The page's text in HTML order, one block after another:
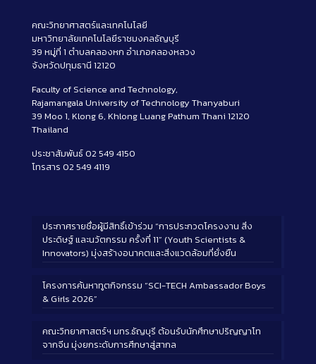
คณะวิทยาศาสตร์และเทคโนโลยี
มหาวิทยาลัยเทคโนโลยีราชมงคลธัญบุรี
39 หมู่ที่ 1 ตำบลคลองหก อำเภอคลองหลวง
จังหวัดปทุมธานี 12120
Faculty of Science and Technology,
Rajamangala University of Technology Thanyaburi
39 Moo 1, Klong 6, Khlong Luang Pathum Thani 12120
Thailand
ประชาสัมพันธ์ 02 549 4150
โทรสาร 02 549 4119
ประกาศรายชื่อผู้มีสิทธิ์เข้าร่วม “การประกวดโครงงาน สิ่ง
ประดิษฐ์ และนวัตกรรม ครั้งที่ 11” (Youth Scientists &
Innovators) มุ่งสร้างอนาคตและสิ่งแวดล้อมที่ยั่งยืน
โครงการค้นหาทูตกิจกรรม “SCI-TECH Ambassador Boys
& Girls 2026”
คณะวิทยาศาสตร์ฯ มทร.ธัญบุรี ต้อนรับนักศึกษาปริญญาโท
จากจีน มุ่งยกระดับการศึกษาสู่สากล